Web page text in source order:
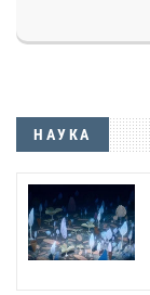
НАУКА